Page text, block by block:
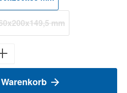
mm
(Diese Option ist zurzeit nicht